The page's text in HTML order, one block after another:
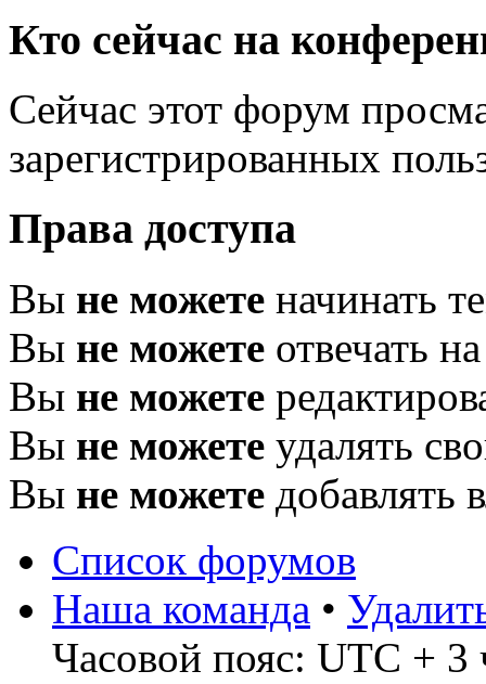
Кто сейчас на
Сейчас этот форум
зарегистрированных
Права доступа
Вы не можете начинать
Вы не можете отвечать
Вы не можете
Вы не можете удалять
Вы не можете добавлять
Список форумов
Наша команда •
Часовой пояс: UTC + 3